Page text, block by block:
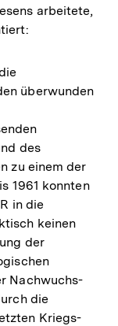
arbeitete,
überwunden
des
zu einem der
1961 konnten
in die
keinen
der
Nachwuchs-
die
Kriegs-